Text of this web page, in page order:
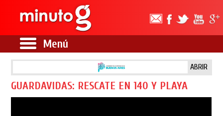
Menú
ABRIR
GUARDAVIDAS: RESCATE EN 140 Y PLAYA